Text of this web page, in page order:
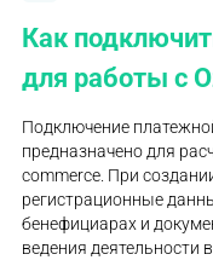
Как
для работы с
Подключение
предназначено для
commerce. При
регистрационные
бенефициарах и
ведения деятельности